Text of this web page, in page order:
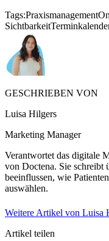
Tags:Praxismanagement
Sichtbarkeit
GESCHRIEBEN VON
Luisa Hilgers
Marketing Manager
Verantwortet das digitale
von Doctena. Sie schreibt
beeinflussen, wie
auswählen.
Weitere Artikel von Luisa
Artikel teilen